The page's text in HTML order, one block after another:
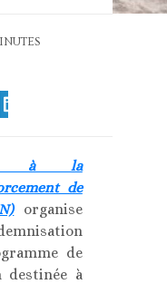
à la
de
organise
de
destinée à